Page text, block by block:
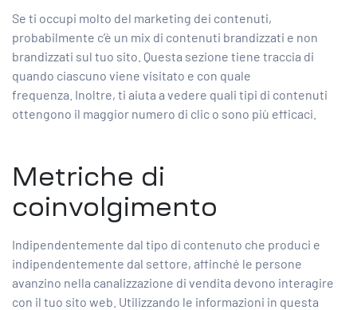
Se ti occupi molto del marketing dei contenuti,
probabilmente c’è un mix di contenuti brandizzati e non
brandizzati sul tuo sito. Questa sezione tiene traccia di
quando ciascuno viene visitato e con quale
frequenza. Inoltre, ti aiuta a vedere quali tipi di contenuti
ottengono il maggior numero di clic o sono più efficaci.
Metriche di
coinvolgimento
Indipendentemente dal tipo di contenuto che produci e
indipendentemente dal settore, affinché le persone
avanzino nella canalizzazione di vendita devono interagire
con il tuo sito web. Utilizzando le informazioni in questa